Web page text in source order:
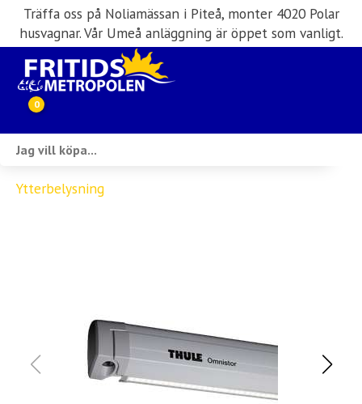
Träffa oss på Noliamässan i Piteå, monter 4020 Polar
husvagnar. Vår Umeå anläggning är öppet som vanligt.
0
Verkstad
Ytterbelysning